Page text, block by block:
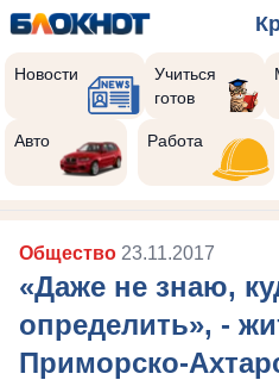
Новости
Учиться
готов
Авто Работа
Общество 23.11.2017
«Даже не знаю,
определить», -
Приморско-